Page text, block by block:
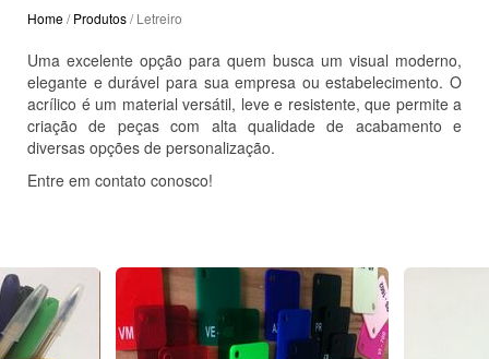
Home/Produtos/ Letreiro
Uma excelente opção para quem busca um visual moderno,
elegante e durável para sua empresa ou estabelecimento. O
acrílico é um material versátil, leve e resistente, que permite a
criação de peças com alta qualidade de acabamento e
diversas opções de personalização.
Entre em contato conosco!